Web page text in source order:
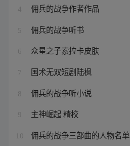
4 佣兵的战争作者作品
5 佣兵的战争听书
6 众星之子索拉卡皮肤
7 国术无双短剧陆枫
8 佣兵的战争听小说
9 主神崛起 精校
10 佣兵的战争三部曲的人物名单